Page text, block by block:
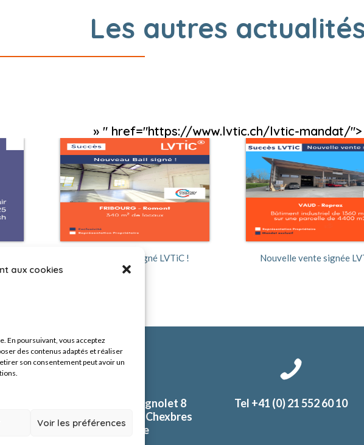
aux cookies
En poursuivant, vous acceptez
des contenus adaptés et réaliser
son consentement peut avoir un
Voir les préférences
Les autres
» " href="https://www.lvtic.ch/lvtic-mandat/">
Nouveau bail signé LVTiC ! Nouvelle vente signée
Route du Vergnolet 8
1070 Puidoux-Chexbres
Suisse
Tel +41 (0) 21 552 60 10